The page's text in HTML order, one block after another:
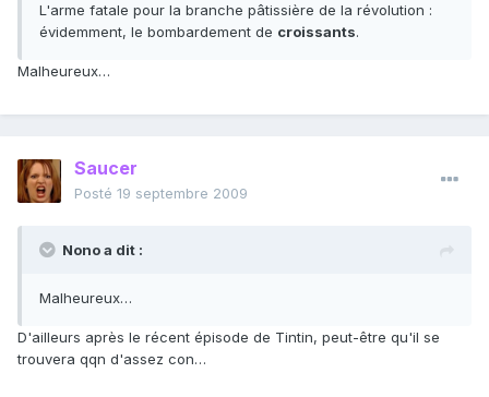
L'arme fatale pour la branche pâtissière de la révolution :
évidemment, le bombardement de croissants.
Malheureux…
Saucer
Posté 19 septembre 2009
Nono a dit :
Malheureux…
D'ailleurs après le récent épisode de Tintin, peut-être qu'il se
trouvera qqn d'assez con…